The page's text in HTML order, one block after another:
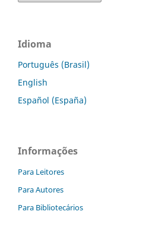
Idioma
Português (Brasil)
English
Español (España)
Informações
Para Leitores
Para Autores
Para Bibliotecários